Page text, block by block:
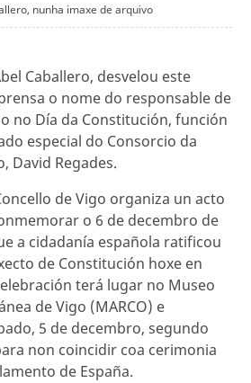
nunha imaxe de arquivo
Caballero, desvelou este
o nome do responsable de
no Día da Constitución, función
especial do Consorcio da
David Regades.
de Vigo organiza un acto
o 6 de decembro de
a cidadanía española ratificou
de Constitución hoxe en
terá lugar no Museo
de Vigo (MARCO) e
5 de decembro, segundo
non coincidir coa cerimonia
de España.